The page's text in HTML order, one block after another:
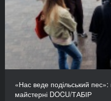
«Нас веде подільський
майстерні DOCU/ТАБІР